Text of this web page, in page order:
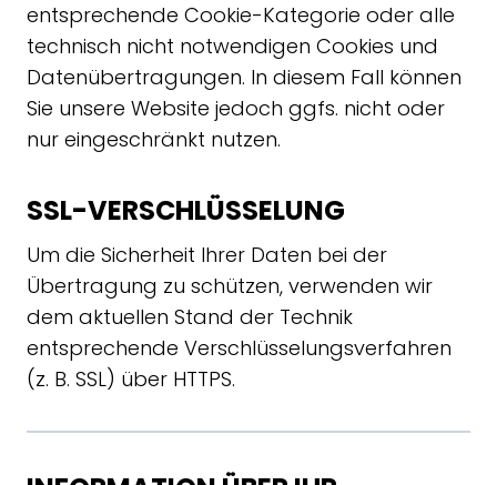
entsprechende Cookie-Kategorie oder alle
technisch nicht notwendigen Cookies und
Datenübertragungen. In diesem Fall können
Sie unsere Website jedoch ggfs. nicht oder
nur eingeschränkt nutzen.
SSL-VERSCHLÜSSELUNG
Um die Sicherheit Ihrer Daten bei der
Übertragung zu schützen, verwenden wir
dem aktuellen Stand der Technik
entsprechende Verschlüsselungsverfahren
(z. B. SSL) über HTTPS.